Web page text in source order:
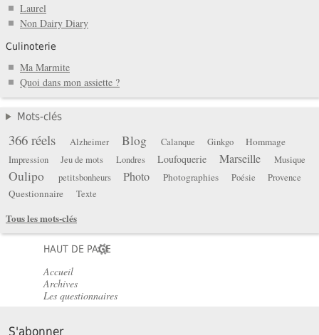
Laurel
Non Dairy Diary
Culinoterie
Ma Marmite
Quoi dans mon assiette ?
Mots-clés
366 réels Alzheimer Blog Calanque Ginkgo Hommage
Impression Jeu de mots Londres Loufoquerie Marseille Musique
Oulipo petitsbonheurs Photo Photographies Poésie Provence
Questionnaire Texte
Tous les mots-clés
HAUT DE PAGE
Accueil
Archives
Les questionnaires
S'abonner